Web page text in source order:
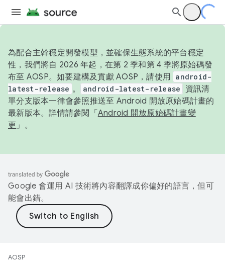
為配合主幹穩定開發模型，並確保生態系統的平台穩定
性，我們將自 2026 年起，在第 2 季和第 4 季將原始碼發
布至 AOSP。如要建構及貢獻 AOSP，請使用 android-
latest-release 。 android-latest-release
資訊清
單分支版本一律會參照推送至 Android 開放原始碼計畫的
最新版本。詳情請參閱「 Android 開放原始碼計畫變
更 」。
Google 會運用 AI 技術將內容翻譯成你偏好的語言，但可
能會出錯。
AOSP